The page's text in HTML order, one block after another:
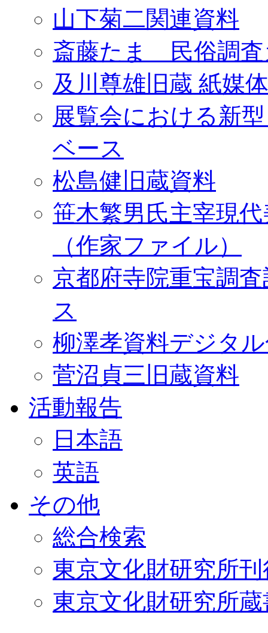
山下菊二関連資料
斎藤たま 民俗調査
及川尊雄旧蔵 紙媒
展覧会における新
ベース
松島健旧蔵資料
笹木繁男氏主宰現
（作家ファイル）
京都府寺院重宝調
ス
柳澤孝資料デジタ
菅沼貞三旧蔵資料
活動報告
日本語
英語
その他
総合検索
東京文化財研究所
東京文化財研究所